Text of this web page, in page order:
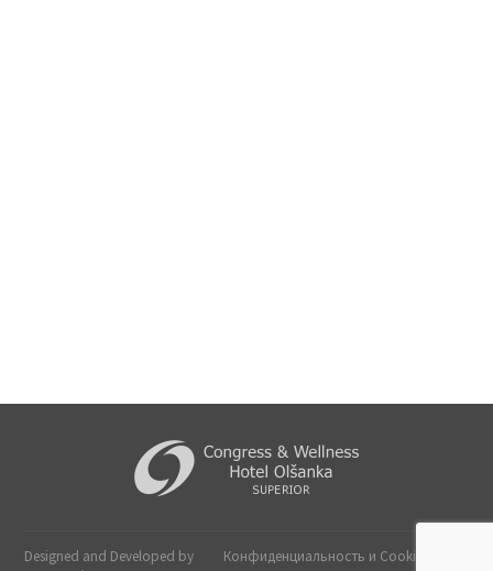
Designed and Developed by Конфиденциальность и Cookies